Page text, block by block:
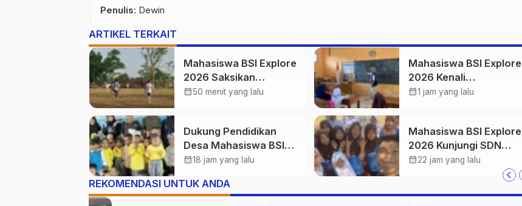
Penulis: Dewin
ARTIKEL TERKAIT
Mahasiswa BSI Explore
2026 Saksikan
Turnamen Antar Desa
calendar_month50 menit yang lalu
Mahasiswa BSI Explore
2026 Kenali
Kemampuan Literasi
calendar_month1 jam yang lalu
Dukung Pendidikan
Desa Mahasiswa BSI
Explore Hadiri
Istiqomah Desa
calendar_month18 jam yang lalu
Mahasiswa BSI Explore
2026 Kunjungi SDN
Simpenan, Saksikan
calendar_month22 jam yang lalu
REKOMENDASI UNTUK ANDA